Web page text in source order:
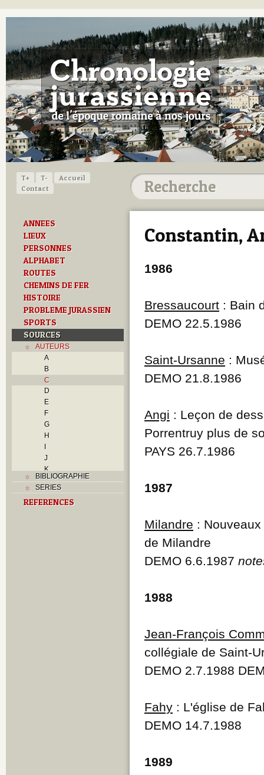
T+ T-
Accueil
Contact
ANNEES
LIEUX
PERSONNES
ALPHABET
ROUTES
CHEMINS DE FER
HISTOIRE
PROBLEME JURASSIEN
SPORTS
SOURCES
AUTEURS
A
B
C
D
E
F
G
H
I
J
K
L
M
N
BIBLIOGRAPHIE
SERIES
REFERENCES
Constantin,
1986
Bressaucourt : Bain
DEMO 22.5.1986
Saint-Ursanne :
DEMO 21.8.1986
Angi : Leçon de
Porrentruy plus de
PAYS 26.7.1986
1987
Milandre :
de Milandre
DEMO 6.6.1987
1988
Jean-François
collégiale de Saint-
DEMO 2.7.1988
Fahy : L'église de
DEMO 14.7.1988
1989